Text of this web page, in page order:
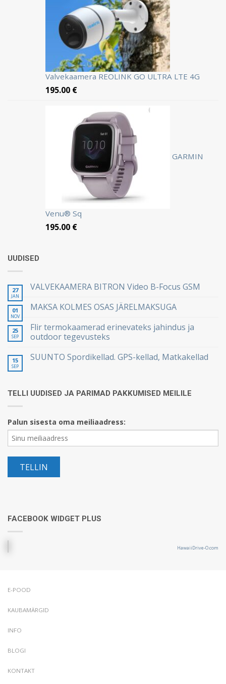
Valvekaamera REOLINK GO ULTRA LTE 4G
195.00 €
GARMIN
Venu® Sq
195.00 €
UUDISED
27
JAN
VALVEKAAMERA BITRON Video B-Focus GSM
01
NOV
MAKSA KOLMES OSAS JÄRELMAKSUGA
25
SEP
Flir termokaamerad erinevateks jahindus ja
outdoor tegevusteks
15
SEP
SUUNTO Spordikellad. GPS-kellad, Matkakellad
TELLI UUDISED JA PARIMAD PAKKUMISED MEILILE
Palun sisesta oma meiliaadress:
FACEBOOK WIDGET PLUS
HawaiiDrive-O.com
E-POOD
KAUBAMÄRGID
INFO
BLOGI
KONTAKT